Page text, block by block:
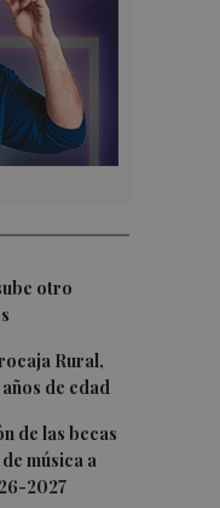
otro
Rural,
de edad
de las becas
música a
2027